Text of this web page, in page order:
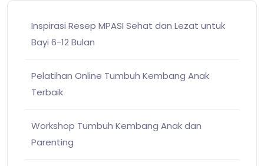
Inspirasi Resep MPASI Sehat dan Lezat untuk
Bayi 6-12 Bulan
Pelatihan Online Tumbuh Kembang Anak
Terbaik
Workshop Tumbuh Kembang Anak dan
Parenting